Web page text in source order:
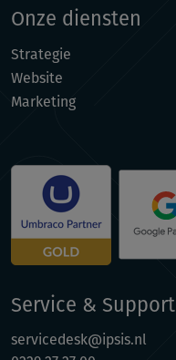
Onze diensten
Strategie
Website
Marketing
Service & Support
servicedesk@ipsis.nl